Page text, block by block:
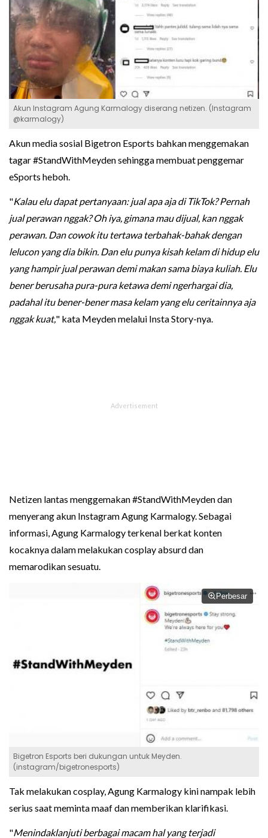
Akun Instagram Agung Karmalogy diserang netizen. (Instagram
@karmalogy)
Akun media sosial Bigetron Esports bahkan menggemakan
tagar #StandWithMeyden sehingga membuat penggemar
eSports heboh.
"Kalau elu dapat pertanyaan: jual apa aja di TikTok? Pernah
jual perawan nggak? Oh iya, gimana mau dijual, kan nggak
perawan. Dan cowok itu tertawa terbahak-bahak dengan
lelucon yang dia bikin. Dan elu punya kisah kelam di hidup elu
yang hampir jual perawan demi makan sama biaya kuliah. Elu
bener berusaha pura-pura ketawa demi ngerhargai dia,
padahal itu bener-bener masa kelam yang elu ceritainnya aja
nggak kuat," kata Meyden melalui Insta Story-nya.
Netizen lantas menggemakan #StandWithMeyden dan
menyerang akun Instagram Agung Karmalogy. Sebagai
informasi, Agung Karmalogy terkenal berkat konten
kocaknya dalam melakukan cosplay absurd dan
memarodikan sesuatu.
Perbesar
Bigetron Esports beri dukungan untuk Meyden.
(instagram/bigetronesports)
Tak melakukan cosplay, Agung Karmalogy kini nampak lebih
serius saat meminta maaf dan memberikan klarifikasi.
"Menindaklanjuti berbagai macam hal yang terjadi